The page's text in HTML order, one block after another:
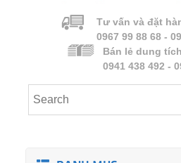
Tư vấn và đặt
0967 99 88 68 -
Bán lẻ dung
0941 438 492 -